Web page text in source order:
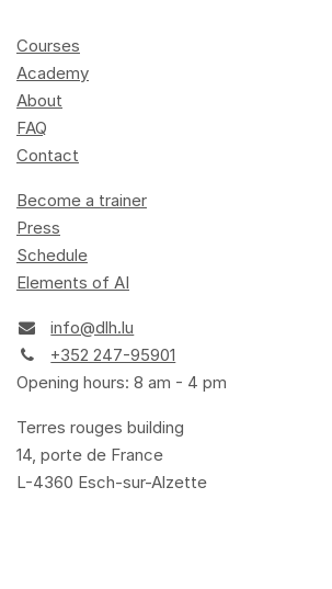
Courses
Academy
About
FAQ
Contact
Become a trainer
Press
Schedule
Elements of AI
info@dlh.lu
+352 247-95901
Opening hours: 8 am - 4 pm
Terres rouges building
14, porte de France
L-4360 Esch-sur-Alzette